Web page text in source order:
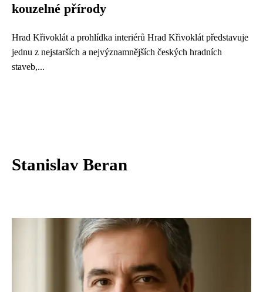
kouzelné přírody
Hrad Křivoklát a prohlídka interiérů Hrad Křivoklát představuje
jednu z nejstarších a nejvýznamnějších českých hradních
staveb,...
Stanislav Beran